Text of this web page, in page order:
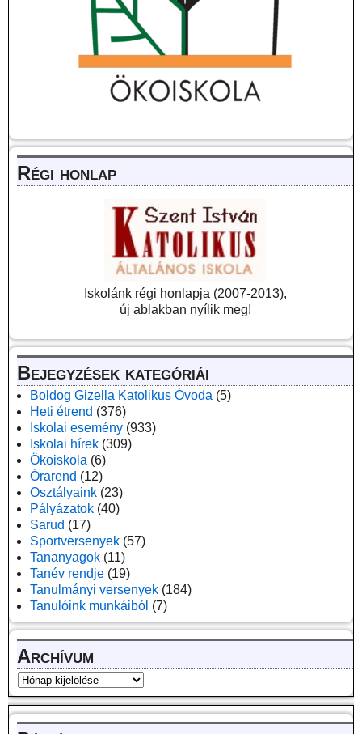
Régi honlap
Iskolánk régi honlapja (2007-2013),
új ablakban nyílik meg!
Bejegyzések kategóriái
Boldog Gizella Katolikus Óvoda (5)
Heti étrend (376)
Iskolai esemény (933)
Iskolai hírek (309)
Ökoiskola (6)
Órarend (12)
Osztályaink (23)
Pályázatok (40)
Sarud (17)
Sportversenyek (57)
Tananyagok (11)
Tanév rendje (19)
Tanulmányi versenyek (184)
Tanulóink munkáiból (7)
Archívum